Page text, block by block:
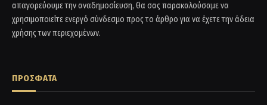
απαγορεύουμε την αναδημοσίευση, θα σας παρακαλούσαμε να
χρησιμοποιείτε ενεργό σύνδεσμο προς το άρθρο για να έχετε την άδεια
χρήσης των περιεχομένων.
ΠΡΟΣΦΑΤΑ